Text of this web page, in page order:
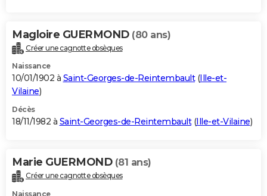
Magloire GUERMOND (80 ans)
Créer une cagnotte obsèques
Naissance
10/01/1902 à Saint-Georges-de-Reintembault(Ille-et-
Vilaine)
Décès
18/11/1982 à Saint-Georges-de-Reintembault(Ille-et-Vilaine)
Marie GUERMOND (81 ans)
Créer une cagnotte obsèques
Naissance